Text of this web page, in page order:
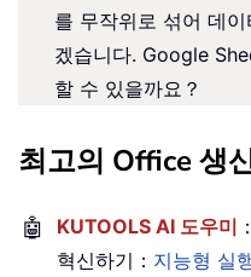
를 무작위로 섞어 데
겠습니다. Google
할 수 있을까요？
최고의 Office 생
🤖 KUTOOLS AI 도우미
혁신하기： 지능형 실